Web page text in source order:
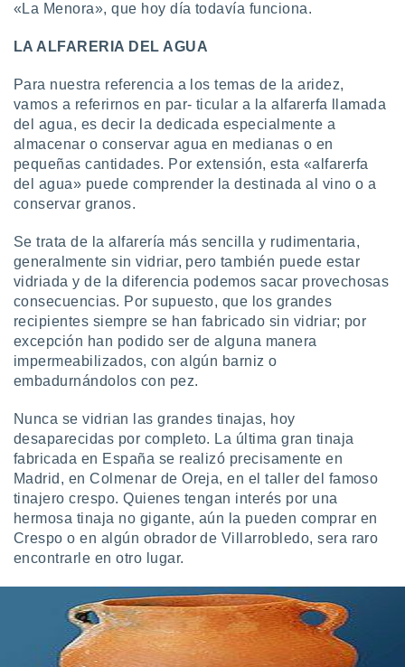
«La Menora», que hoy día todavía funciona.
LA ALFARERIA DEL AGUA
Para nuestra referencia a los temas de la aridez,
vamos a referirnos en par- ticular a la alfarerfa llamada
del agua, es decir la dedicada especialmente a
almacenar o conservar agua en medianas o en
pequeñas cantidades. Por extensión, esta «alfarerfa
del agua» puede comprender la destinada al vino o a
conservar granos.
Se trata de la alfarería más sencilla y rudimentaria,
generalmente sin vidriar, pero también puede estar
vidriada y de la diferencia podemos sacar provechosas
consecuencias. Por supuesto, que los grandes
recipientes siempre se han fabricado sin vidriar; por
excepción han podido ser de alguna manera
impermeabilizados, con algún barniz o
embadurnándolos con pez.
Nunca se vidrian las grandes tinajas, hoy
desaparecidas por completo. La última gran tinaja
fabricada en España se realizó precisamente en
Madrid, en Colmenar de Oreja, en el taller del famoso
tinajero crespo. Quienes tengan interés por una
hermosa tinaja no gigante, aún la pueden comprar en
Crespo o en algún obrador de Villarrobledo, sera raro
encontrarle en otro lugar.